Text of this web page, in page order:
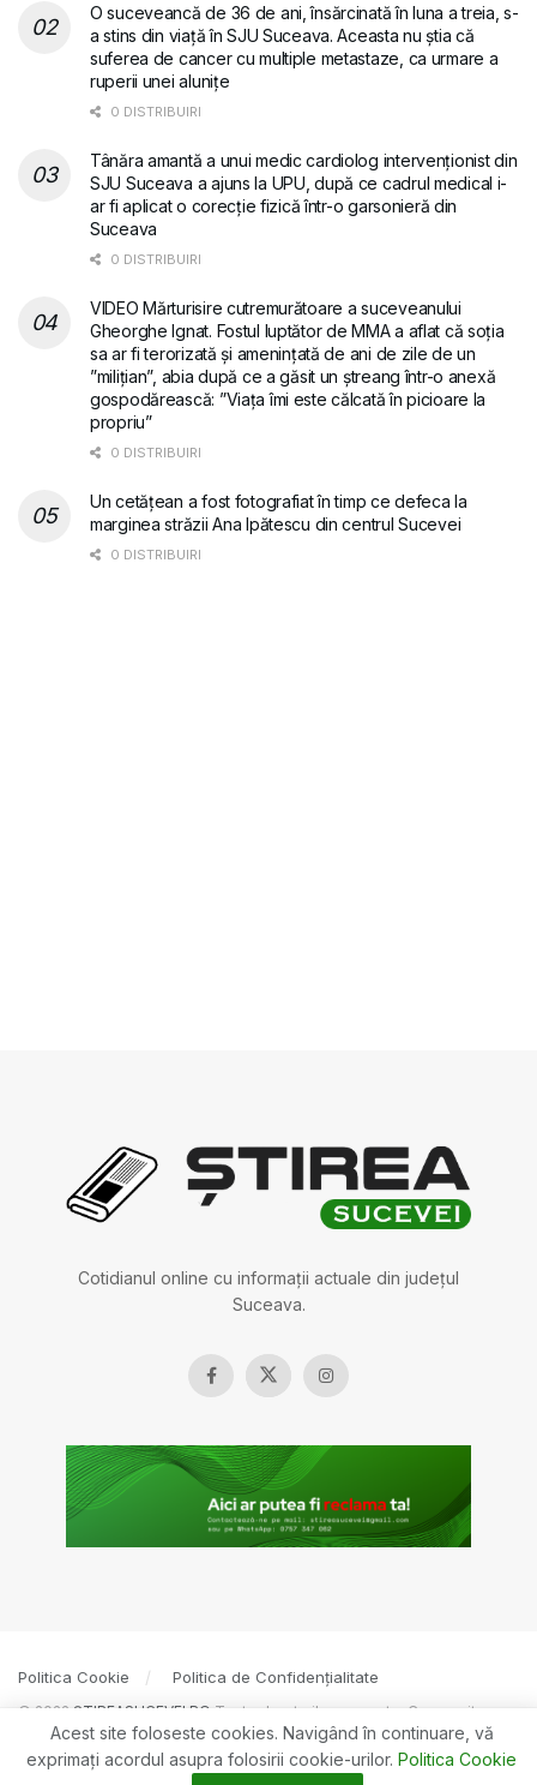
O suceveancă de 36 de ani, însărcinată în luna a treia, s-
a stins din viață în SJU Suceava. Aceasta nu știa că
suferea de cancer cu multiple metastaze, ca urmare a
ruperii unei alunițe
0 DISTRIBUIRI
Tânăra amantă a unui medic cardiolog intervenționist din
SJU Suceava a ajuns la UPU, după ce cadrul medical i-
ar fi aplicat o corecție fizică într-o garsonieră din
Suceava
0 DISTRIBUIRI
VIDEO Mărturisire cutremurătoare a suceveanului
Gheorghe Ignat. Fostul luptător de MMA a aflat că soția
sa ar fi terorizată și amenințată de ani de zile de un
”milițian”, abia după ce a găsit un ștreang într-o anexă
gospodărească: ”Viața îmi este călcată în picioare la
propriu”
0 DISTRIBUIRI
Un cetățean a fost fotografiat în timp ce defeca la
marginea străzii Ana Ipătescu din centrul Sucevei
0 DISTRIBUIRI
Cotidianul online cu informații actuale din județul
Suceava.
Politica Cookie Politica de Confidențialitate
© 2022 ȘTIREASUCEVEI.RO Toate drepturile rezervate. Creare site
BOSSNET
Acest site foloseste cookies. Navigând în continuare, vă
exprimaţi acordul asupra folosirii cookie-urilor. Politica Cookie